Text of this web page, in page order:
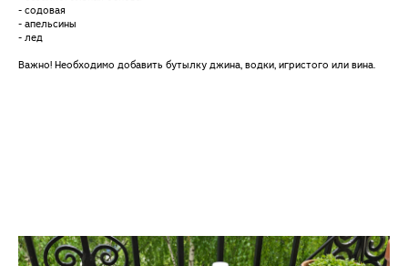
- содовая
- апельсины
- лед
Важно! Необходимо добавить бутылку джина, водки, игристого или вина.